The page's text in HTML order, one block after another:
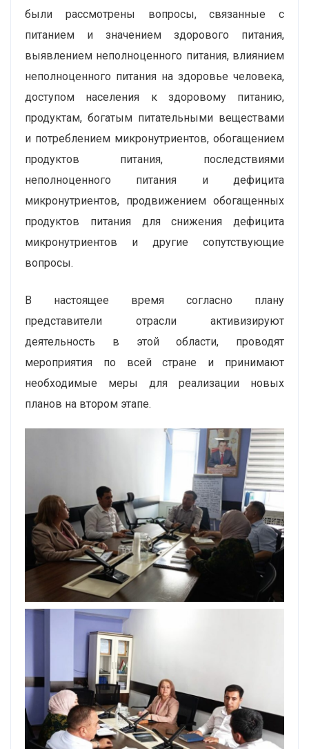
были рассмотрены вопросы, связанные с
питанием и значением здорового питания,
выявлением неполноценного питания, влиянием
неполноценного питания на здоровье человека,
доступом населения к здоровому питанию,
продуктам, богатым питательными веществами
и потреблением микронутриентов, обогащением
продуктов питания, последствиями
неполноценного питания и дефицита
микронутриентов, продвижением обогащенных
продуктов питания для снижения дефицита
микронутриентов и другие сопутствующие
вопросы.
В настоящее время согласно плану
представители отрасли активизируют
деятельность в этой области, проводят
мероприятия по всей стране и принимают
необходимые меры для реализации новых
планов на втором этапе.